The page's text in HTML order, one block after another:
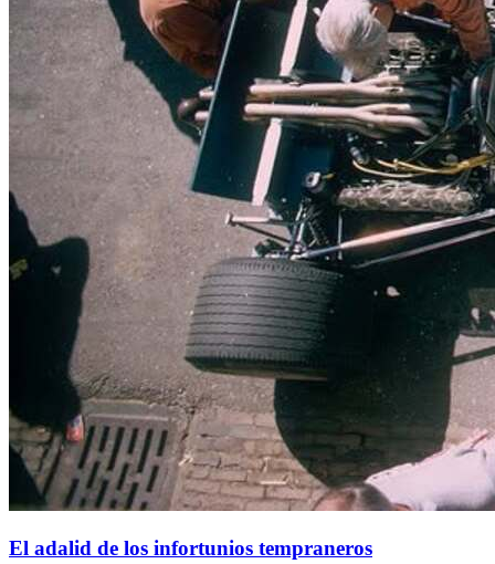
El adalid de los infortunios tempraneros